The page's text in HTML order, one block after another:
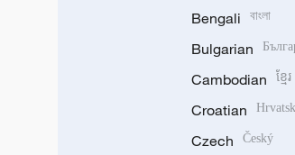
Bengali বাংলা
Bulgarian
Cambodian ខ្មែរ
Croatian
Czech Český